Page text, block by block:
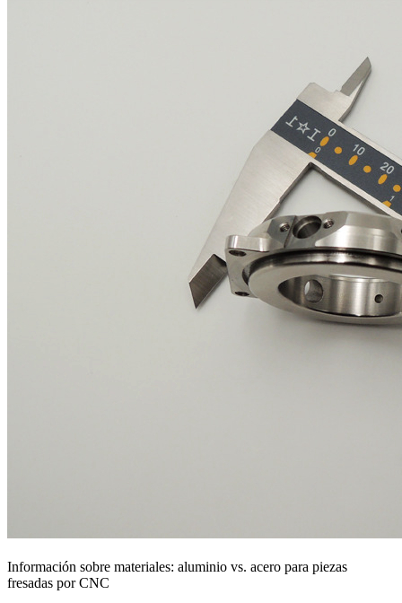
Información sobre materiales: aluminio vs. acero para piezas
fresadas por CNC